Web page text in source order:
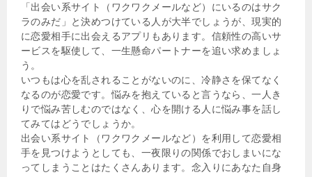
「出会い系サイト（ワクワクメールなど）にいるのはサク
ラのみだ」と決めつけている人が大半でしょうが、現実的
に恋愛相手に出会えるアプリもあります。信頼性の高いサ
ービスを駆使して、一生懸命パートナーを追い求めましょ
う。
いつもは心を乱されることがないのに、冷静さを保てなく
なるのが恋愛です。悩みを抱えていると言うなら、一人き
りで悩み苦しむのではなく、心を開ける人に悩み事を話し
てみてはどうでしょうか。
出会い系サイト（ワクワクメールなど）を利用して恋愛相
手を見つけようとしても、一夜限りの関係でおしまいにな
ってしまうことはたくさんあります。念入りにあなた自身